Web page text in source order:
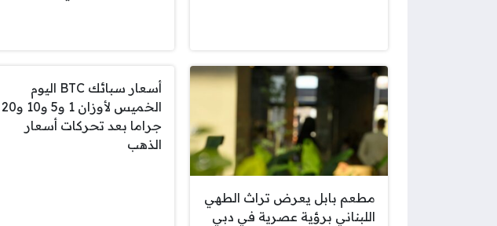
مطعم بابل يعرض تراث الطهي
اللبناني برؤية عصرية في دبي
أسعار سبائك BTC اليوم
الخميس لأوزان 1 و5 و10 و20
جراما بعد تحركات أسعار
الذهب